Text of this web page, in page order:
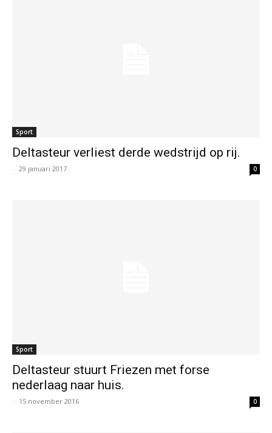
Sport
Deltasteur verliest derde wedstrijd op rij.
- 29 januari 2017 0
Sport
Deltasteur stuurt Friezen met forse
nederlaag naar huis.
- 15 november 2016 0